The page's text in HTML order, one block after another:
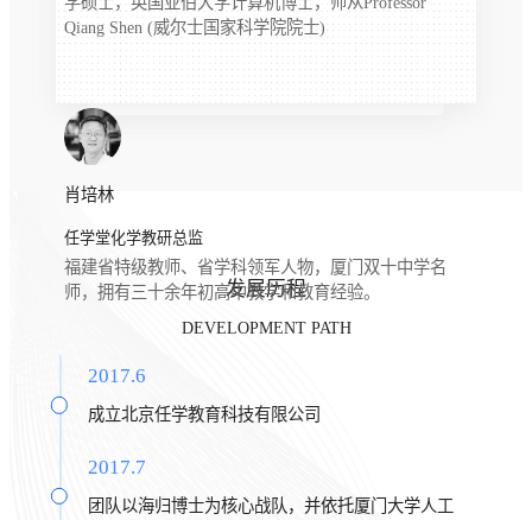
Qiang Shen (威尔士国家科学院院士)
肖培林
任学堂化学教研总监
福建省特级教师、省学科领军人物，厦门双十中学名
师，拥有三十余年初高中教学和教育经验。
发展历程
DEVELOPMENT PATH
2017.6
成立北京任学教育科技有限公司
2017.7
团队以海归博士为核心战队，并依托厦门大学人工